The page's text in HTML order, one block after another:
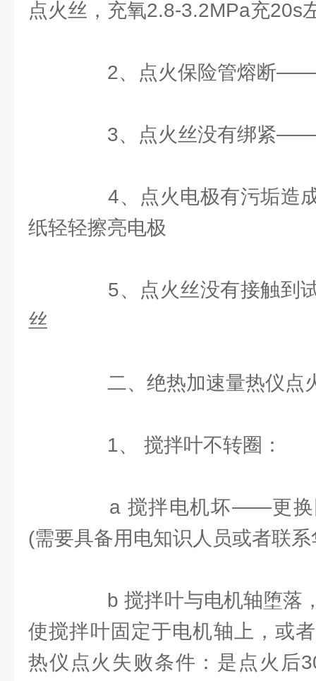
点火丝，充氧2.8-3.2MPa充20s
2、点火保险管熔断——
3、点火丝没有绑紧——
4、点火电极有污垢造
纸轻轻擦亮电极
5、点火丝没有接触到
丝
二、绝热加速量热仪点
1、 搅拌叶不转圈：
a 搅拌电机坏——更换
(需要具备用电知识人员或者联
b 搅拌叶与电机轴堕落
使搅拌叶固定于电机轴上，或
热仪点火失败条件：是点火后